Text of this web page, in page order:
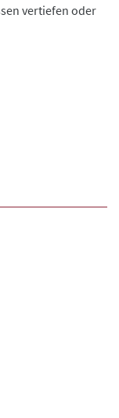
vertiefen oder